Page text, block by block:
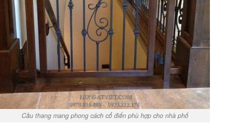
Cầu thang mang phong cách cổ điển phù hợp cho nhà phố